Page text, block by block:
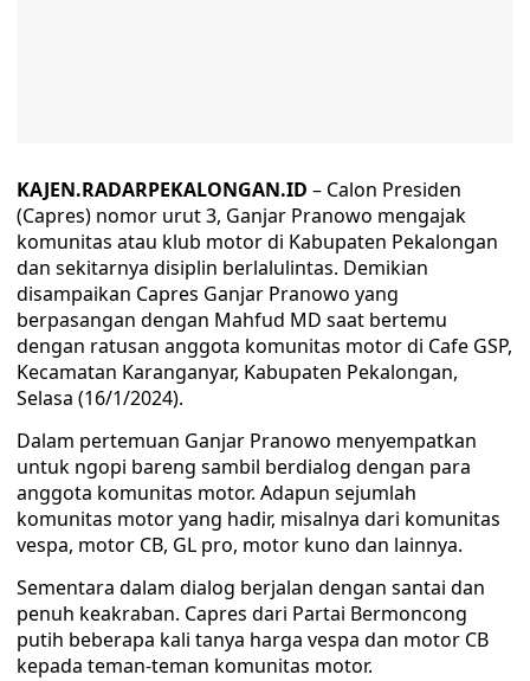
KAJEN.RADARPEKALONGAN.ID – Calon Presiden
(Capres) nomor urut 3, Ganjar Pranowo mengajak
komunitas atau klub motor di Kabupaten Pekalongan
dan sekitarnya disiplin berlalulintas. Demikian
disampaikan Capres Ganjar Pranowo yang
berpasangan dengan Mahfud MD saat bertemu
dengan ratusan anggota komunitas motor di Cafe GSP,
Kecamatan Karanganyar, Kabupaten Pekalongan,
Selasa (16/1/2024).
Dalam pertemuan Ganjar Pranowo menyempatkan
untuk ngopi bareng sambil berdialog dengan para
anggota komunitas motor. Adapun sejumlah
komunitas motor yang hadir, misalnya dari komunitas
vespa, motor CB, GL pro, motor kuno dan lainnya.
Sementara dalam dialog berjalan dengan santai dan
penuh keakraban. Capres dari Partai Bermoncong
putih beberapa kali tanya harga vespa dan motor CB
kepada teman-teman komunitas motor.